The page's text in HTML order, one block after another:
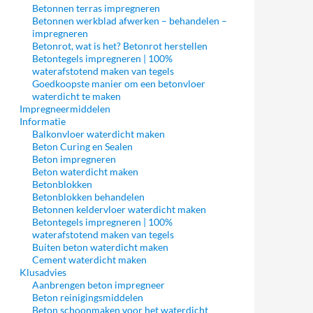
Betonnen terras impregneren
Betonnen werkblad afwerken – behandelen –
impregneren
Betonrot, wat is het? Betonrot herstellen
Betontegels impregneren | 100%
waterafstotend maken van tegels
Goedkoopste manier om een betonvloer
waterdicht te maken
Impregneermiddelen
Informatie
Balkonvloer waterdicht maken
Beton Curing en Sealen
Beton impregneren
Beton waterdicht maken
Betonblokken
Betonblokken behandelen
Betonnen keldervloer waterdicht maken
Betontegels impregneren | 100%
waterafstotend maken van tegels
Buiten beton waterdicht maken
Cement waterdicht maken
Klusadvies
Aanbrengen beton impregneer
Beton reinigingsmiddelen
Beton schoonmaken voor het waterdicht